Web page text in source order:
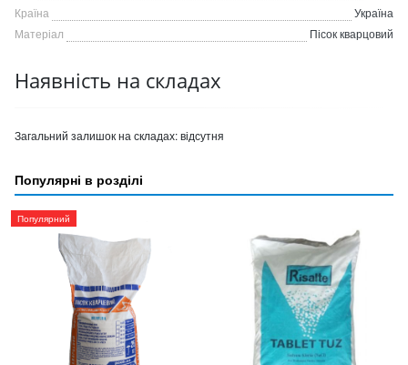
Країна
Україна
Матеріал
Пісок кварцовий
Наявність на складах
Загальний залишок на складах:відсутня
Популярні в розділі
Популярний